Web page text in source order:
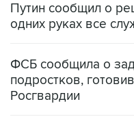
Путин сообщил о
одних руках все
ФСБ сообщила о
подростков,
Росгвардии